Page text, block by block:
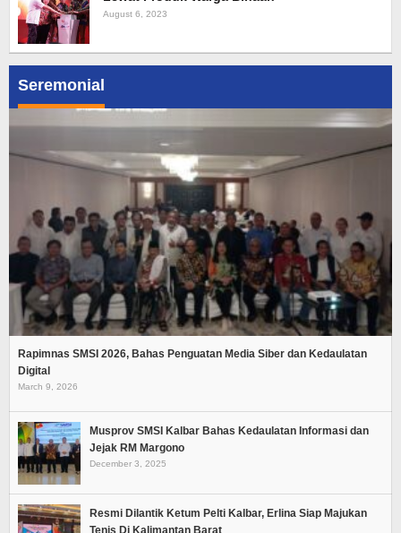
Seremonial
Rapimnas SMSI 2026, Bahas Penguatan Media Siber dan Kedaulatan
Digital
March 9, 2026
Musprov SMSI Kalbar Bahas Kedaulatan Informasi dan
Jejak RM Margono
December 3, 2025
Resmi Dilantik Ketum Pelti Kalbar, Erlina Siap Majukan
Tenis Di Kalimantan Barat
August 6, 2023